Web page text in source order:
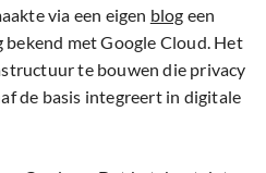
via een eigen blog een
met Google Cloud. Het
te bouwen die privacy
de basis integreert in digitale